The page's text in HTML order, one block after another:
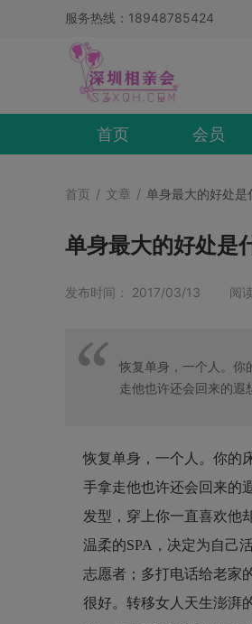
服务热线：18948785424
首页 会员
首页 / 文章 / 单身最大的好处是
单身最大的好处是
发布时间： 2017/03/13 阅读
恢复单身，一个人。你
走他也许还会回来的遐
恢复单身，一个人。你的
手拿走他也许还会回来的
发型，穿上你一直喜欢他
温柔的SPA，决定为自己
志愿者；多打电话给老家
很好。转移女人天生澎湃